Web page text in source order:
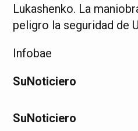
Lukashenko. La
peligro la seguridad de
Infobae
SuNoticiero
SuNoticiero